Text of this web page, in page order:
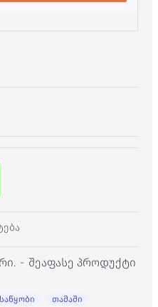
- შეაფასე პროდუქტი
თამაში